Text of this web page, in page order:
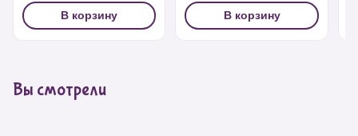
В корзину В корзину
Вы смотрели